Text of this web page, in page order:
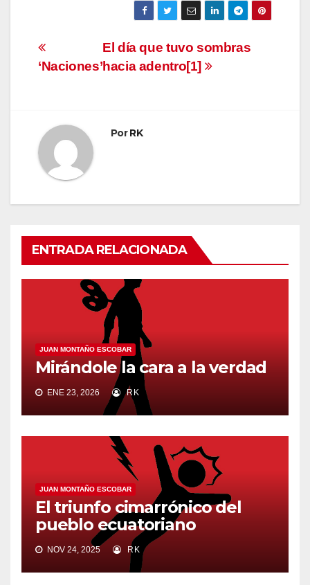
Navegación
de
El día que tuvo sombras
hacia adentro[1]
‘Naciones’
PorRK
ENTRADA RELACIONADA
JUAN MONTAÑO ESCOBAR
Mirándole la cara a la verdad
ENE 23, 2026 RK
JUAN MONTAÑO ESCOBAR
El triunfo cimarrónico del
pueblo ecuatoriano
NOV 24, 2025 RK